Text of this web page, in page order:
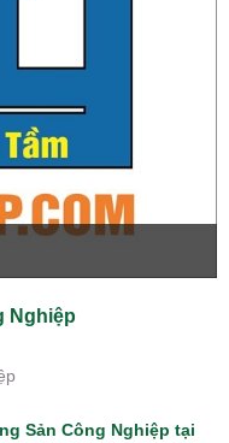
Nghiệp
Sản Công Nghiệp tại